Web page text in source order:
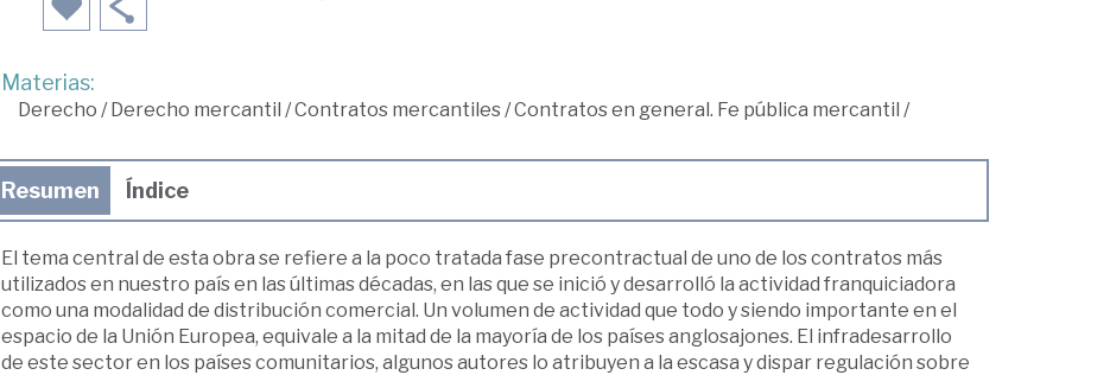
Materias:
Derecho /Derecho mercantil /Contratos mercantiles/Contratos en general. Fe pública mercantil /
Resumen Índice
El tema central de esta obra se refiere a la poco tratada fase precontractual de uno de los contratos más
utilizados en nuestro país en las últimas décadas, en las que se inició y desarrolló la actividad franquiciadora
como una modalidad de distribución comercial. Un volumen de actividad que todo y siendo importante en el
espacio de la Unión Europea, equivale a la mitad de la mayoría de los países anglosajones. El infradesarrollo
de este sector en los países comunitarios, algunos autores lo atribuyen a la escasa y dispar regulación sobre